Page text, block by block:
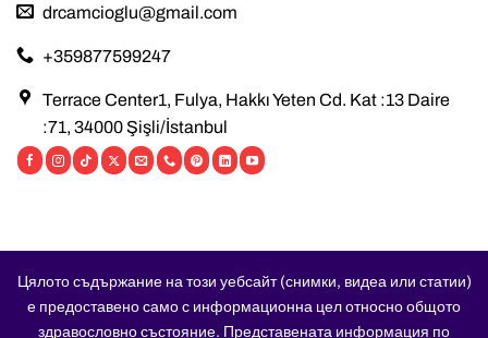
drcamcioglu@gmail.com
+359877599247
Terrace Center1, Fulya, Hakkı Yeten Cd. Kat :13 Daire
:71, 34000 Şişli/İstanbul
Цялото съдържание на този уебсайт (снимки, видеа или статии)
е предоставено само с информационна цел относно общото
здравословно състояние. Представената информация по